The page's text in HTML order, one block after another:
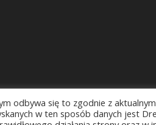
odbywa się to zgodnie z
w ten sposób danych jest